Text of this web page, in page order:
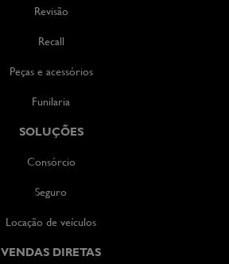
Revisão
Recall
Peças e acessórios
Funilaria
SOLUÇÕES
Consórcio
Seguro
Locação de veículos
VENDAS DIRETAS